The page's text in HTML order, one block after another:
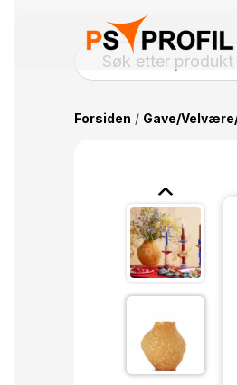
Forsiden / Gave/